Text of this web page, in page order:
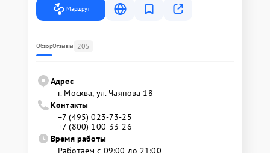
Маршрут
ОбзорОтзывы 205
Адрес
г. Москва, ул. Чаянова 18
Контакты
+7 (495) 023-73-25
+7 (800) 100-33-26
Время работы
Работаем с 09:00 до 21:00